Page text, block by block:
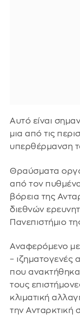
Αυτό είναι
μια από τις
υπερθέρμανση
Θραύσματα
από τον
βόρεια της
διεθνών
Πανεπιστήμιο
Αναφερόμενο με
– ιζηματογενές
που
τους
κλιματική
την Ανταρκτική